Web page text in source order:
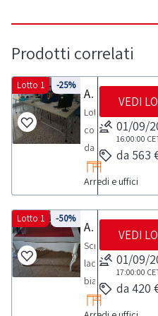
Prodotti correlati
-25%
Lotto 1
Arredi ed attrezzature da ufficio
Lotto
composto
da
arredi
ed
ufficio
come
stampanti,
scrivanie,
sedie,
Arredi e uffici
VEDI
01/09/
16:00:00
da 563
-50%
Lotto 1
Arredi vari
Scrivania
laccata
bianca
con
VEDI
01/09/
17:00:00
da 420